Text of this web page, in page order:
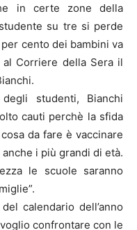
in certe zone della
su tre si perde
cento dei bambini va
al Corriere della Sera il
studenti, Bianchi
cauti perchè la sfida
da fare è vaccinare
i più grandi di età.
le scuole saranno
calendario dell’anno
confrontare con le